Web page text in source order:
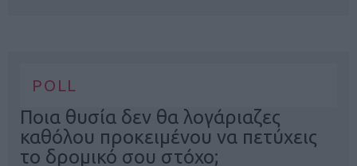
POLL
Ποια θυσία δεν θα λογάριαζες
καθόλου προκειμένου να πετύχεις
το δρομικό σου στόχο;